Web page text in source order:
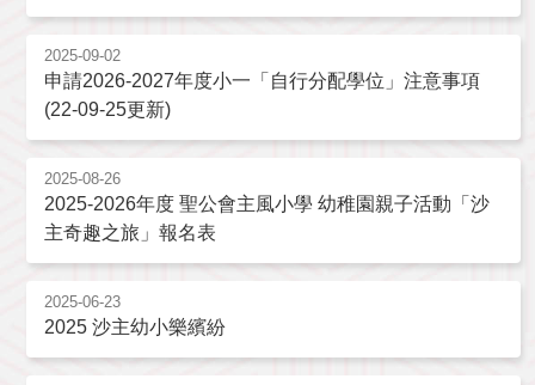
2025-09-02
申請2026-2027年度小一「自行分配學位」注意事項
(22-09-25更新)
2025-08-26
2025-2026年度 聖公會主風小學 幼稚園親子活動「沙
主奇趣之旅」報名表
2025-06-23
2025 沙主幼小樂繽紛